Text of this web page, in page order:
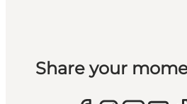
Share your